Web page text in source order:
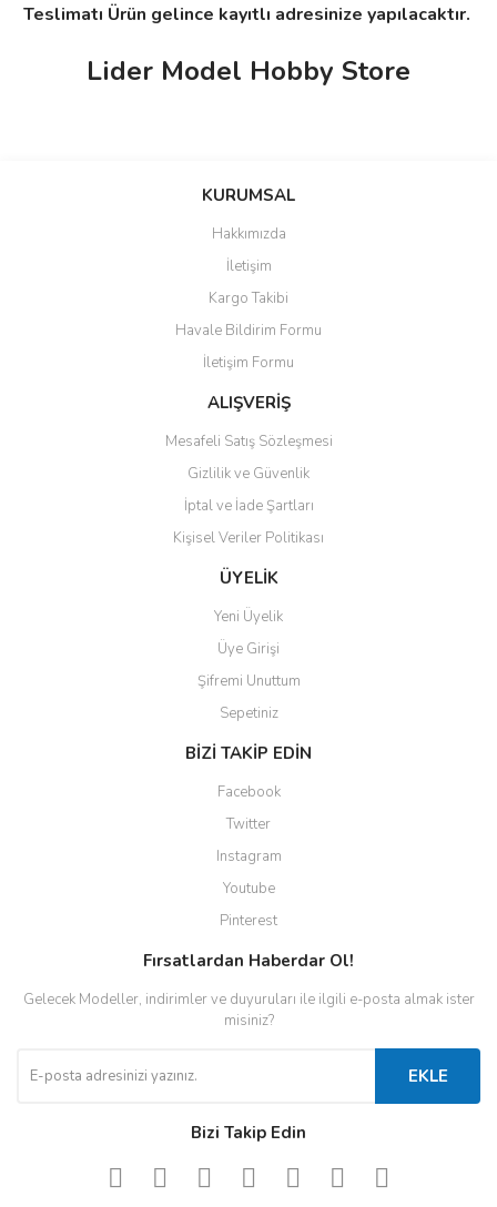
Teslimatı Ürün gelince kayıtlı adresinize yapılacaktır.
Lider Model Hobby Store
Bu ürüne ilk yorumu siz yapın!
Yorum Yaz
Ürün resmi kalitesiz, bozuk veya görüntülenemiyor.
Ürün açıklamasında eksik bilgiler bulunuyor.
Ürün bilgilerinde hatalar bulunuyor.
Ürün fiyatı diğer sitelerden daha pahalı.
Bu ürüne benzer farklı alternatifler olmalı.
Gönder
KURUMSAL
Hakkımızda
İletişim
Kargo Takibi
Havale Bildirim Formu
İletişim Formu
ALIŞVERİŞ
Mesafeli Satış Sözleşmesi
Gizlilik ve Güvenlik
İptal ve İade Şartları
Kişisel Veriler Politikası
ÜYELİK
Yeni Üyelik
Üye Girişi
Şifremi Unuttum
Sepetiniz
BİZİ TAKİP EDİN
Facebook
Twitter
Instagram
Youtube
Pinterest
Fırsatlardan Haberdar Ol!
Gelecek Modeller, indirimler ve duyuruları ile ilgili e-posta almak ister
misiniz?
EKLE
Bizi Takip Edin